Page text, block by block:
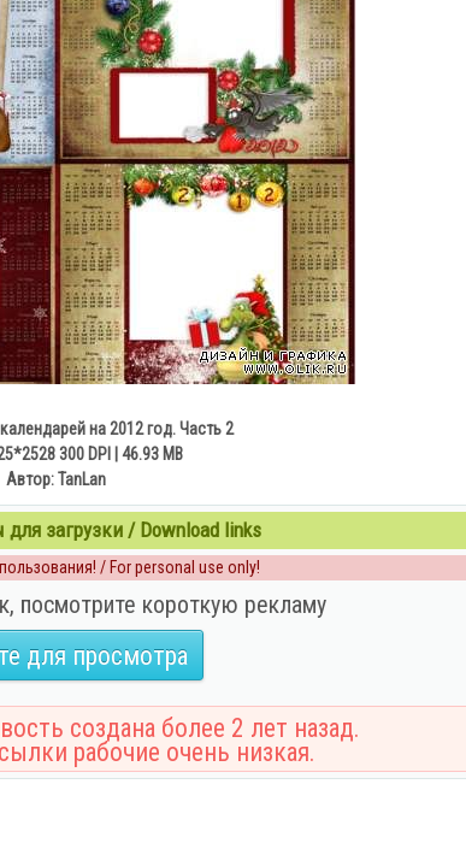
на 2012 год. Часть 2
300 DPI | 46.93 MB
Автор: TanLan
загрузки / Download links
/ For personal use only!
посмотрите короткую рекламу
для просмотра
создана более 2 лет назад.
рабочие очень низкая.